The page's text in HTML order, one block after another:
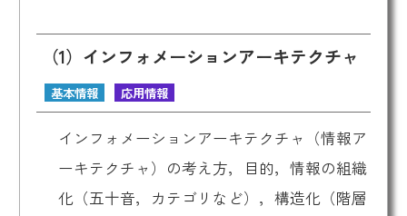
（1）インフォメーションアーキテクチャ
基本情報 応用情報
インフォメーションアーキテクチャ（情報ア
ーキテクチャ）の考え方，目的，情報の組織
化（五十音，カテゴリなど），構造化（階層